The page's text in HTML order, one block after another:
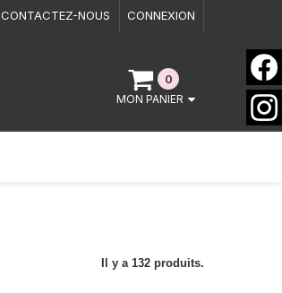
CONNEXION
CONTACTEZ-NOUS
0
MON PANIER
Il y a 132 produits.